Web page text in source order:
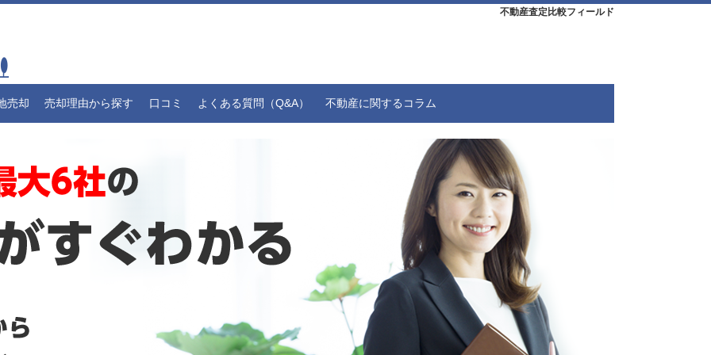
不動産査定比較フィールド
売却 売却理由から探す 口コミ よくある質問（Q&A） 不動産に関するコラム